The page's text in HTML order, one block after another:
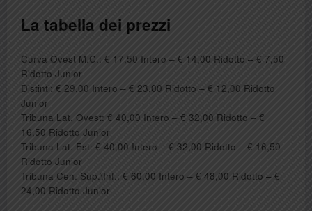
La tabella dei prezzi
Curva Ovest M.C.​​: ​€ 17,50 Intero ​– € 14,00 Ridotto – € 7,50
Ridotto Junior​
Distinti: ​​​€ 29,00 Intero ​– € 23,00 Ridotto – € 12,00 Ridotto
Junior
Tribuna Lat. Ovest: ​​​​€ 40,00 Intero ​– € 32,00 Ridotto – €
16,50 Ridotto Junior
Tribuna Lat. Est: ​​​€ 40,00 Intero ​– € 32,00 Ridotto – € 16,50
Ridotto Junior
Tribuna Cen. Sup.\Inf.: ​​​​€ 60,00 Intero ​– € 48,00 Ridotto – €
24,00 Ridotto Junior